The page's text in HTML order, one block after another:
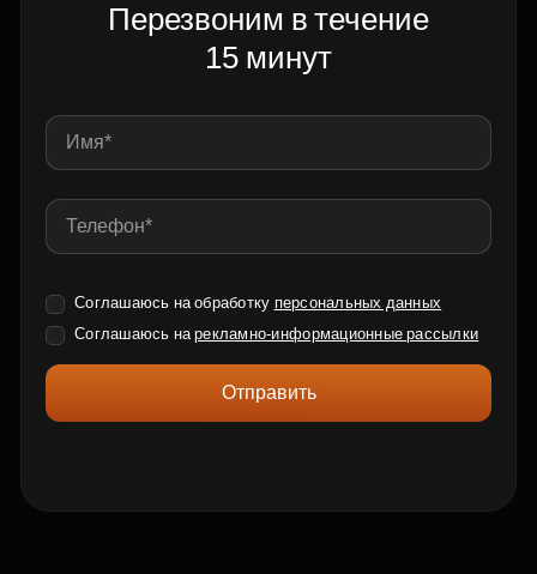
Перезвоним в течение
15 минут
Соглашаюсь на обработку персональных данных
Соглашаюсь нарекламно-информационные рассылки
Отправить